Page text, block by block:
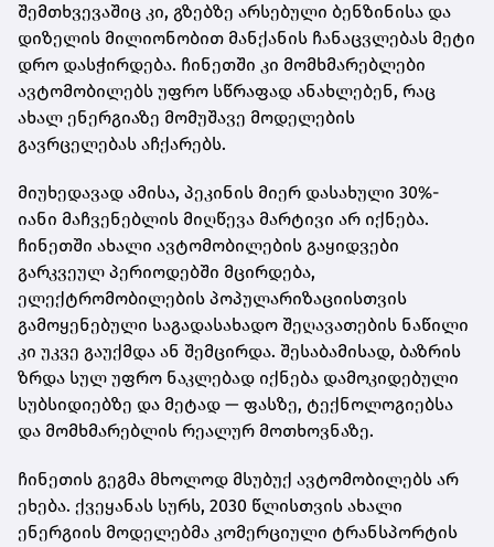
შემთხვევაშიც კი, გზებზე არსებული ბენზინისა და
დიზელის მილიონობით მანქანის ჩანაცვლებას მეტი
დრო დასჭირდება. ჩინეთში კი მომხმარებლები
ავტომობილებს უფრო სწრაფად ანახლებენ, რაც
ახალ ენერგიაზე მომუშავე მოდელების
გავრცელებას აჩქარებს.
მიუხედავად ამისა, პეკინის მიერ დასახული 30%-
იანი მაჩვენებლის მიღწევა მარტივი არ იქნება.
ჩინეთში ახალი ავტომობილების გაყიდვები
გარკვეულ პერიოდებში მცირდება,
ელექტრომობილების პოპულარიზაციისთვის
გამოყენებული საგადასახადო შეღავათების ნაწილი
კი უკვე გაუქმდა ან შემცირდა. შესაბამისად, ბაზრის
ზრდა სულ უფრო ნაკლებად იქნება დამოკიდებული
სუბსიდიებზე და მეტად — ფასზე, ტექნოლოგიებსა
და მომხმარებლის რეალურ მოთხოვნაზე.
ჩინეთის გეგმა მხოლოდ მსუბუქ ავტომობილებს არ
ეხება. ქვეყანას სურს, 2030 წლისთვის ახალი
ენერგიის მოდელებმა კომერციული ტრანსპორტის